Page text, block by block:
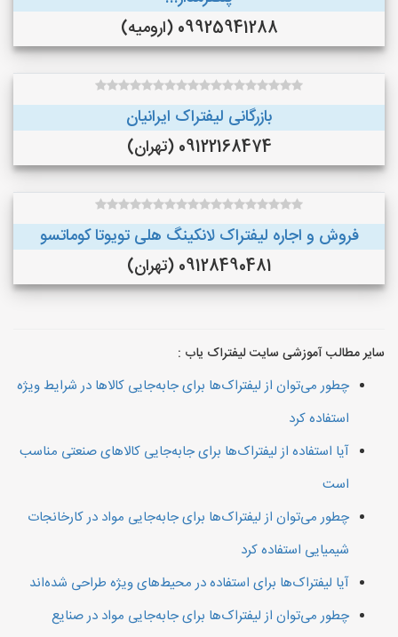
09925941288 (ارومیه)
بازرگانی لیفتراک ایرانیان
09122168474 (تهران)
فروش و اجاره لیفتراک لانکینگ هلی تویوتا کوماتسو
09128490481 (تهران)
سایر مطالب آموزشی سایت لیفتراک یاب :
چطور می‌توان از لیفتراک‌ها برای جابه‌جایی کالاها در شرایط ویژه
استفاده کرد
آیا استفاده از لیفتراک‌ها برای جابه‌جایی کالاهای صنعتی مناسب
است
چطور می‌توان از لیفتراک‌ها برای جابه‌جایی مواد در کارخانجات
شیمیایی استفاده کرد
آیا لیفتراک‌ها برای استفاده در محیط‌های ویژه طراحی شده‌اند
چطور می‌توان از لیفتراک‌ها برای جابه‌جایی مواد در صنایع